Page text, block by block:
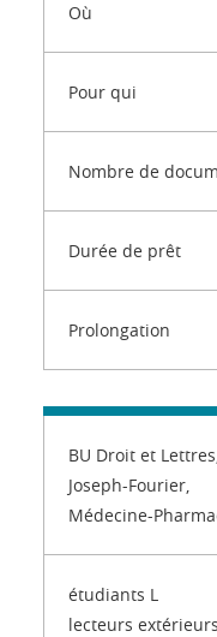
Où
Pour qui
Nombre de
Durée de prêt
Prolongation
BU Droit et
Joseph-Fourier,
Médecine-
étudiants L
lecteurs extérieurs